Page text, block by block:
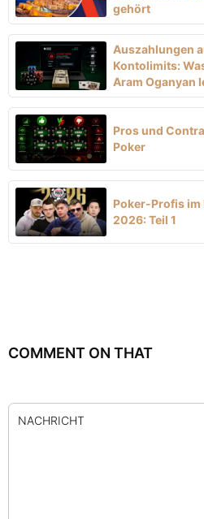
gehört
Auszahlungen
Kontolimits:
Aram Oganyan
Pros und
Poker
Poker-Profis im
2026: Teil 1
COMMENT ON THAT
NACHRICHT